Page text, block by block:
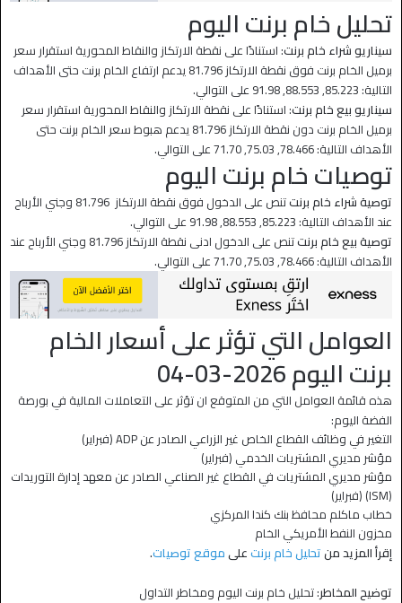
تحليل خام برنت اليوم
سيناريو شراء خام برنت: استنادًا على نقطة الارتكاز والنقاط المحورية استقرار سعر
برميل الخام برنت فوق نقطة الارتكاز 81.796 يدعم ارتفاع الخام برنت حتى الأهداف
التالية: 85.223, 88.553, 91.98 على التوالي.
سيناريو بيع خام برنت: استنادًا على نقطة الارتكاز والنقاط المحورية استقرار سعر
برميل الخام برنت دون نقطة الارتكاز 81.796 يدعم هبوط سعر الخام برنت حتى
الأهداف التالية: 78.466, 75.03, 71.70 على التوالي.
توصيات خام برنت اليوم
توصية شراء خام برنت
تنص على الدخول فوق نقطة الارتكاز 81.796 وجني الأرباح
عند الأهداف التالية: 85.223, 88.553, 91.98 على التوالي.
توصية بيع خام برنت
تنص على الدخول ادنى نقطة الارتكاز 81.796 وجني الأرباح عند
الأهداف التالية: 78.466, 75.03, 71.70 على التوالي.
العوامل التي تؤثر على أسعار الخام
برنت اليوم 2026-03-04
هذه قائمة العوامل التي من المتوقع ان تؤثر على التعاملات المالية في بورصة
الفضة اليوم:
التغير في وظائف القطاع الخاص غير الزراعي الصادر عن ADP (فبراير)
مؤشر مديري المشتريات الخدمي (فبراير)
مؤشر مديري المشتريات في القطاع غير الصناعي الصادر عن معهد إدارة التوريدات
(ISM) (فبراير)
خطاب ماكلم محافظ بنك كندا المركزي
مخزون النفط الأمريكي الخام
إقرأ المزيد منتحليل خام برنتعلىموقع توصيات.
توضيح المخاطر: تحليل خام برنت اليوم ومخاطر التداول